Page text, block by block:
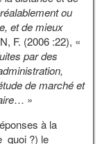
ou
et de mieux
F. (2006 :22), «
par des
de marché et
… »
à la
quoi ?) le